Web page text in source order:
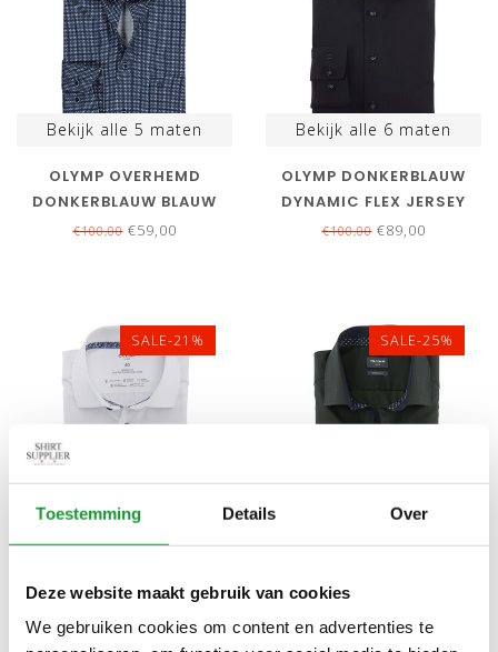
Toestemming Details Over
Deze website maakt gebruik van cookies
We gebruiken cookies om content en advertenties te
Bekijk alle 5 maten
OLYMP OVERHEMD
DONKERBLAUW BLAUW
WIT PRINT MOUWLENGTE
€100,00€59,00
Bekijk alle 6 maten
OLYMP DONKERBLAUW
DYNAMIC FLEX JERSEY
MOUWLENGTE 7
€100,00€89,00
SALE-21%
Bekijk alle6maten
OLYMP STRIJKVRIJ
MOUWLENGTE 7
SALE-25%
OLYMP OVERHEMD
STRUCTUUR STRIJKVRIJ